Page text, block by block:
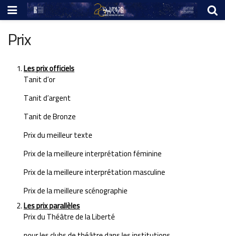
Prix
Les prix officiels
Tanit d’or
Tanit d’argent
Tanit de Bronze
Prix du meilleur texte
Prix de la meilleure interprétation féminine
Prix de la meilleure interprétation masculine
Prix de la meilleure scénographie
Les prix parallèles
Prix du Théâtre de la Liberté